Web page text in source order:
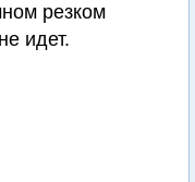
резком
идет.